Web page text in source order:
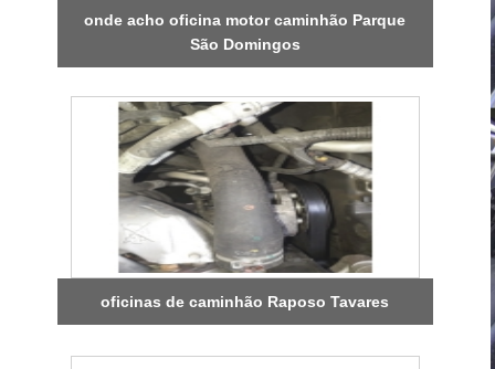
onde acho oficina motor caminhão Parque
São Domingos
oficinas de caminhão Raposo Tavares